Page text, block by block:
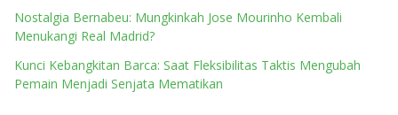
Nostalgia Bernabeu: Mungkinkah Jose Mourinho Kembali
Menukangi Real Madrid?
Kunci Kebangkitan Barca: Saat Fleksibilitas Taktis Mengubah
Pemain Menjadi Senjata Mematikan